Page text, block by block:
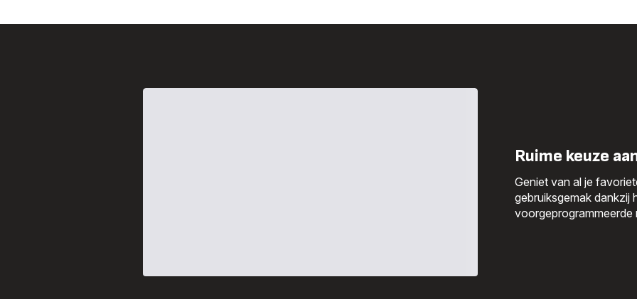
Ruime keuze
Geniet van al je
gebruiksgemak
voorgeprogrammeerde